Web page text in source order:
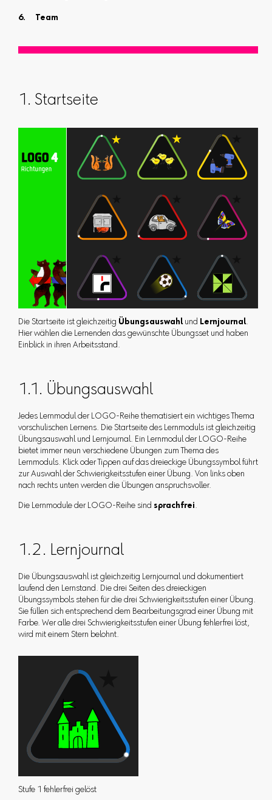
Team
1. Startseite
Die Startseite ist gleichzeitig Übungsauswahlund Lernjournal.
Hier wählen die Lernenden das gewünschte Übungsset und haben
Einblick in ihren Arbeitsstand.
1.1. Übungsauswahl
Jedes Lernmodul der LOGO-Reihe thematisiert ein wichtiges Thema
vorschulischen Lernens. Die Startseite des Lernmoduls ist gleichzeitig
Übungsauswahl und Lernjournal. Ein Lernmodul der LOGO-Reihe
bietet immer neun verschiedene Übungen zum Thema des
Lernmoduls. Klick oder Tippen auf das dreieckige Übungssymbol führt
zur Auswahl der Schwierigkeitsstufen einer Übung. Von links oben
nach rechts unten werden die Übungen anspruchsvoller.
Die Lernmodule der LOGO-Reihe sind sprachfrei.
1.2. Lernjournal
Die Übungsauswahl ist gleichzeitig Lernjournal und dokumentiert
laufend den Lernstand. Die drei Seiten des dreieckigen
Übungssymbols stehen für die drei Schwierigkeitsstufen einer Übung.
Sie füllen sich entsprechend dem Bearbeitungsgrad einer Übung mit
Farbe. Wer alle drei Schwierigkeitsstufen einer Übung fehlerfrei löst,
wird mit einem Stern belohnt.
Stufe 1 fehlerfrei gelöst